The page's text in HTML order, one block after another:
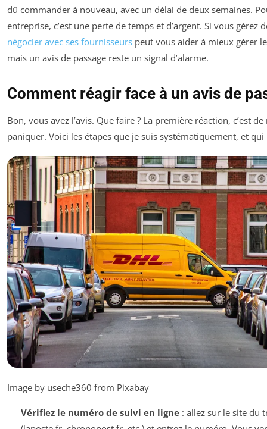
dû commander à nouveau, avec un délai de deux semaines.
entreprise, c’est une perte de temps et d’argent. Si vous gérez
négocier avec ses fournisseurs peut vous aider à mieux gérer
mais un avis de passage reste un signal d’alarme.
Comment réagir face à un avis de
Bon, vous avez l’avis. Que faire ? La première réaction, c’est de
paniquer. Voici les étapes que je suis systématiquement, et
Image by useche360 from Pixabay
Vérifiez le numéro de suivi en ligne: allez sur le site du